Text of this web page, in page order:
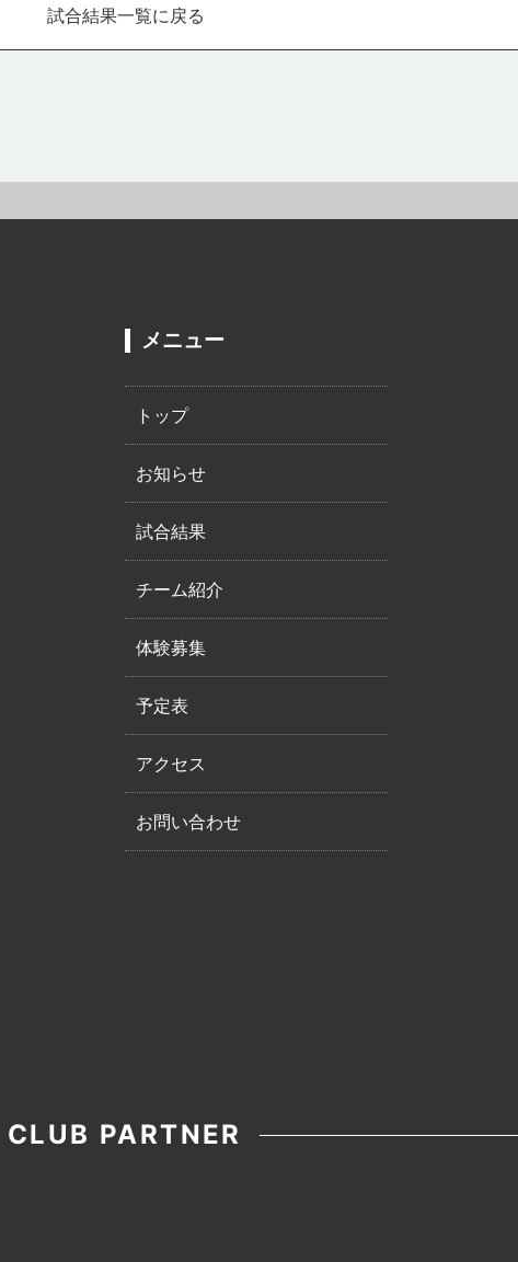
試合結果一覧に戻る
メニュー
トップ
お知らせ
試合結果
チーム紹介
体験募集
予定表
アクセス
お問い合わせ
CLUB PARTNER